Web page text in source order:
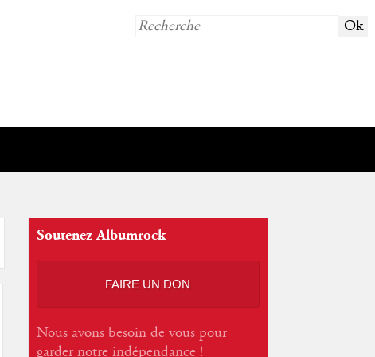
Soutenez Albumrock
FAIRE UN DON
Nous avons besoin de vous pour
garder notre indépendance !